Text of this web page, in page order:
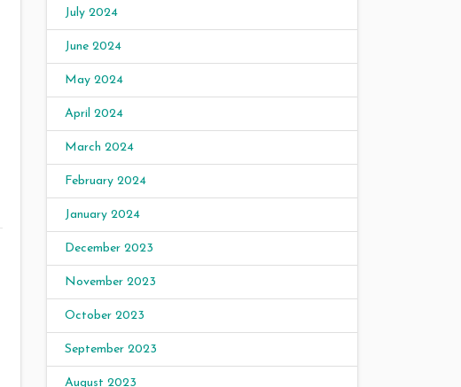
July 2024
June 2024
May 2024
April 2024
March 2024
February 2024
January 2024
December 2023
November 2023
October 2023
September 2023
August 2023